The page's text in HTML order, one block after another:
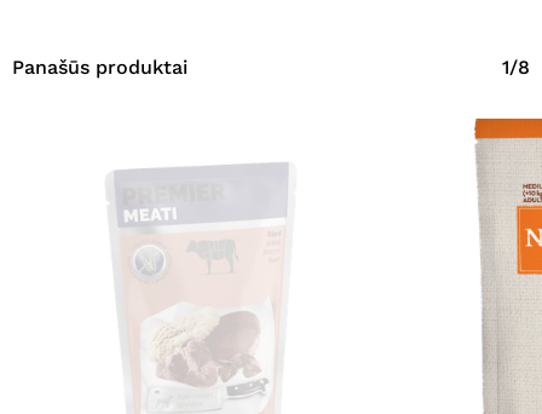
Panašūs produktai 1/8